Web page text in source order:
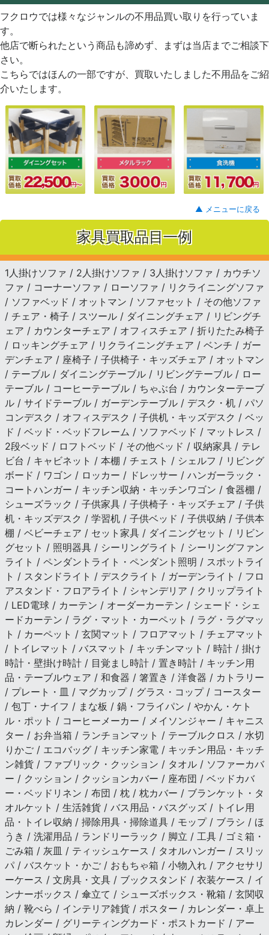
フクロウでは様々なジャンルの不用品買い取りを行っていま
す。
他店で断られたという商品も諦めず、まずは当店までご相談下
さい。
こちらではほんの一部ですが、買取いたしました不用品をご紹
介いたします。
▲ メニューに戻る
家具買取品目一例
1人掛けソファ / 2人掛けソファ / 3人掛けソファ / カウチソ
ファ / コーナーソファ / ローソファ / リクライニングソファ
/ ソファベッド / オットマン / ソファセット / その他ソファ
/ チェア・椅子 / スツール / ダイニングチェア / リビングチ
ェア / カウンターチェア / オフィスチェア / 折りたたみ椅子
/ ロッキングチェア / リクライニングチェア / ベンチ / ガー
デンチェア / 座椅子 / 子供椅子・キッズチェア / オットマン
/ テーブル / ダイニングテーブル / リビングテーブル / ロー
テーブル / コーヒーテーブル / ちゃぶ台 / カウンターテーブ
ル / サイドテーブル / ガーデンテーブル / デスク・机 / パソ
コンデスク / オフィスデスク / 子供机・キッズデスク / ベッ
ド / ベッド・ベッドフレーム / ソファベッド / マットレス /
2段ベッド / ロフトベッド / その他ベッド / 収納家具 / テレ
ビ台 / キャビネット / 本棚 / チェスト / シェルフ / リビング
ボード / ワゴン / ロッカー / ドレッサー / ハンガーラック・
コートハンガー / キッチン収納・キッチンワゴン / 食器棚 /
シューズラック / 子供家具 / 子供椅子・キッズチェア / 子供
机・キッズデスク / 学習机 / 子供ベッド / 子供収納 / 子供本
棚 / ベビーチェア / セット家具 / ダイニングセット / リビン
グセット / 照明器具 / シーリングライト / シーリングファン
ライト / ペンダントライト・ペンダント照明 / スポットライ
ト / スタンドライト / デスクライト / ガーデンライト / フロ
アスタンド・フロアライト / シャンデリア / クリップライト
/ LED電球 / カーテン / オーダーカーテン / シェード・シェ
ードカーテン / ラグ・マット・カーペット / ラグ・ラグマッ
ト / カーペット / 玄関マット / フロアマット / チェアマット
/ トイレマット / バスマット / キッチンマット / 時計 / 掛け
時計・壁掛け時計 / 目覚まし時計 / 置き時計 / キッチン用
品・テーブルウェア / 和食器 / 箸置き / 洋食器 / カトラリー
/ プレート・皿 / マグカップ / グラス・コップ / コースター
/ 包丁・ナイフ / まな板 / 鍋・フライパン / やかん・ケト
ル・ポット / コーヒーメーカー / メイソンジャー / キャニス
ター / お弁当箱 / ランチョンマット / テーブルクロス / 水切
りかご / エコバッグ / キッチン家電 / キッチン用品・キッチ
ン雑貨 / ファブリック・クッション / タオル / ソファーカバ
ー / クッション / クッションカバー / 座布団 / ベッドカバ
ー・ベッドリネン / 布団 / 枕 / 枕カバー / ブランケット・タ
オルケット / 生活雑貨 / バス用品・バスグッズ / トイレ用
品・トイレ収納 / 掃除用具・掃除道具 / モップ / ブラシ / ほ
うき / 洗濯用品 / ランドリーラック / 脚立 / 工具 / ゴミ箱・
ごみ箱 / 灰皿 / ティッシュケース / タオルハンガー / スリッ
パ / バスケット・かご / おもちゃ箱 / 小物入れ / アクセサリ
ーケース / 文房具・文具 / ブックスタンド / 衣装ケース / イ
ンナーボックス / 傘立て / シューズボックス・靴箱 / 玄関収
納 / 靴べら / インテリア雑貨 / ポスター / カレンダー・卓上
カレンダー / グリーティングカード・ポストカード / アー